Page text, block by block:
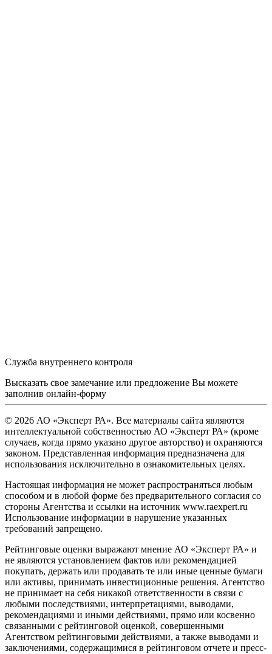
Служба внутреннего контроля
Высказать свое замечание или предложение Вы можете
заполнив онлайн-форму
© 2026 АО «Эксперт РА». Все материалы сайта являются
интеллектуальной собственностью АО «Эксперт РА» (кроме
случаев, когда прямо указано другое авторство) и охраняются
законом. Представленная информация предназначена для
использования исключительно в ознакомительных целях.
Настоящая информация не может распространяться любым
способом и в любой форме без предварительного согласия со
стороны Агентства и ссылки на источник www.raexpert.ru
Использование информации в нарушение указанных
требований запрещено.
Рейтинговые оценки выражают мнение АО «Эксперт РА» и
не являются установлением фактов или рекомендацией
покупать, держать или продавать те или иные ценные бумаги
или активы, принимать инвестиционные решения. Агентство
не принимает на себя никакой ответственности в связи с
любыми последствиями, интерпретациями, выводами,
рекомендациями и иными действиями, прямо или косвенно
связанными с рейтинговой оценкой, совершенными
Агентством рейтинговыми действиями, а также выводами и
заключениями, содержащимися в рейтинговом отчете и пресс-